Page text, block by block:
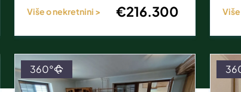
Više o nekretnini > €216.300
360°